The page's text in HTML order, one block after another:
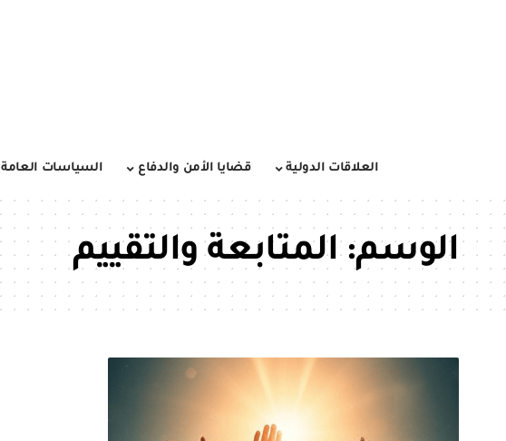
العلاقات الدولية قضايا الأمن والدفاع السياسات العامة
الوسم:المتابعة والتقييم